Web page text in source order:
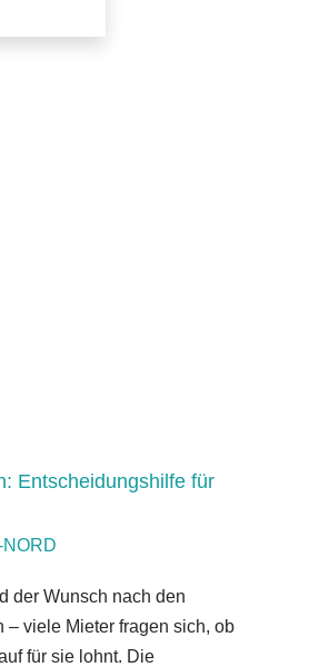
Entscheidungshilfe für
NORD
der Wunsch nach den
– viele Mieter fragen sich, ob
für sie lohnt. Die